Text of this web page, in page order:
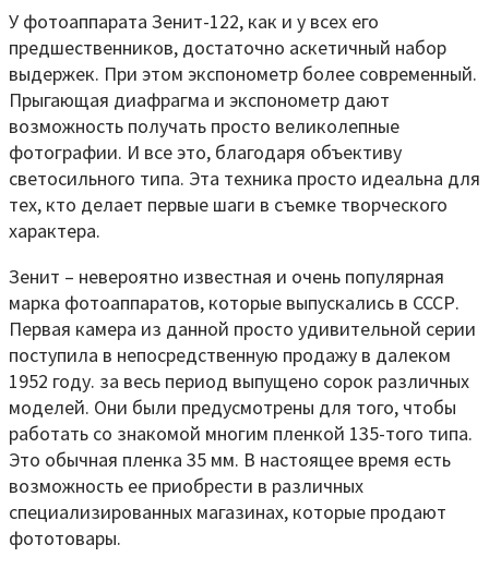
У фотоаппарата Зенит-122, как и у всех его
предшественников, достаточно аскетичный набор
выдержек. При этом экспонометр более современный.
Прыгающая диафрагма и экспонометр дают
возможность получать просто великолепные
фотографии. И все это, благодаря объективу
светосильного типа. Эта техника просто идеальна для
тех, кто делает первые шаги в съемке творческого
характера.
Зенит – невероятно известная и очень популярная
марка фотоаппаратов, которые выпускались в СССР.
Первая камера из данной просто удивительной серии
поступила в непосредственную продажу в далеком
1952 году. за весь период выпущено сорок различных
моделей. Они были предусмотрены для того, чтобы
работать со знакомой многим пленкой 135-того типа.
Это обычная пленка 35 мм. В настоящее время есть
возможность ее приобрести в различных
специализированных магазинах, которые продают
фототовары.